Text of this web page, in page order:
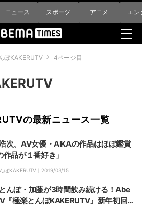
ニュース スポーツ アニメ エン
ぼKAKERUTV 4ページ目
の最新ニュース一覧
次、AV女優・AIKAの作品はほぼ鑑賞
作品が１番好き」
ぼKAKERUTV｜ 2019/03/15
んぼ・加藤が3時間飲み続ける！Abe
『極楽とんぼKAKERUTV』新年初回